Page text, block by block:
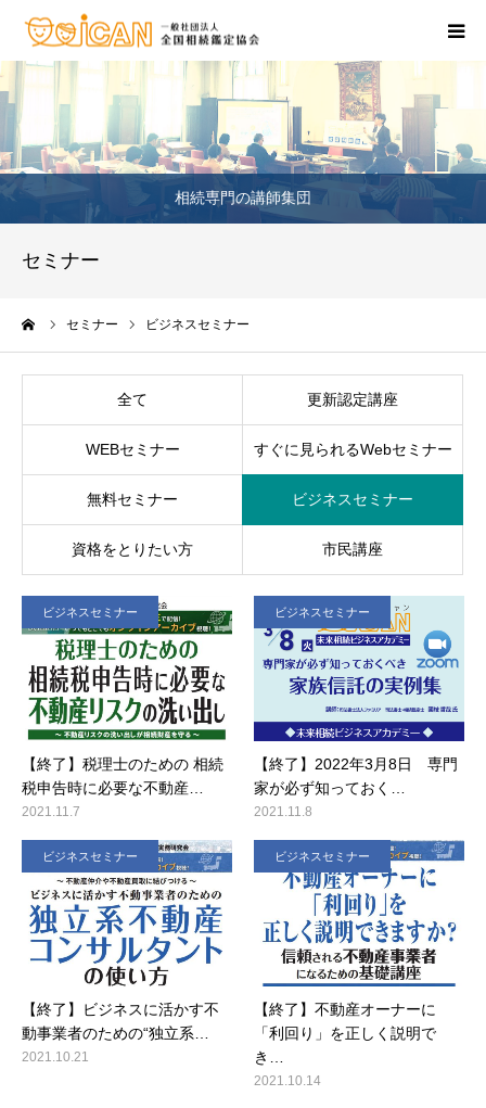
相続専門の講師集団
セミナー
セミナー ビジネスセミナー
全て 更新認定講座
WEBセミナー すぐに見られるWebセミナー
無料セミナー ビジネスセミナー
資格をとりたい方 市民講座
ビジネスセミナー
【終了】税理士のための 相続
税申告時に必要な不動産…
2021.11.7
ビジネスセミナー
【終了】2022年3月8日 専門
家が必ず知っておく…
2021.11.8
ビジネスセミナー
【終了】ビジネスに活かす不
動事業者のための“独立系…
2021.10.21
ビジネスセミナー
【終了】不動産オーナーに
「利回り」を正しく説明で
き…
2021.10.14
相続・不動産の相談
鑑定士のいるお店
相続セミナー